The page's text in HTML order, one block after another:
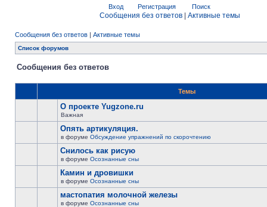
Вход Регистрация Поиск
Сообщения без ответов Активные темы
Сообщения без ответов | Активные темы
Список форумов
Сообщения без ответов
Темы
О проекте Yugzone.ru
Важная
Опять артикуляция.
в форуме Обсуждение упражнений по скорочтению
Снилось как рисую
в форуме Осознанные сны
Камин и дровишки
в форуме Осознанные сны
мастопатия молочной железы
в форуме Осознанные сны